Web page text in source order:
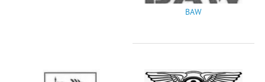
BAW